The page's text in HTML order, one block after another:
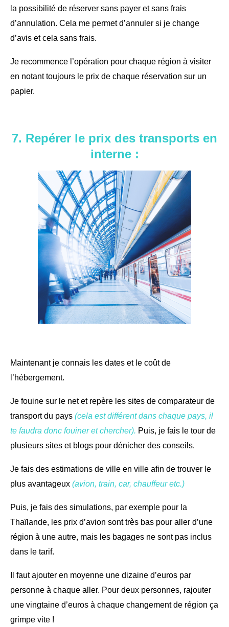
la possibilité de réserver sans payer et sans frais
d’annulation. Cela me permet d’annuler si je change
d’avis et cela sans frais.
Je recommence l’opération pour chaque région à visiter
en notant toujours le prix de chaque réservation sur un
papier.
7. Repérer le prix des transports en
interne :
Maintenant je connais les dates et le coût de
l’hébergement.
Je fouine sur le net et repère les sites de comparateur de
transport du pays (cela est différent dans chaque pays, il
te faudra donc fouiner et chercher). Puis, je fais le tour de
plusieurs sites et blogs pour dénicher des conseils.
Je fais des estimations de ville en ville afin de trouver le
plus avantageux (avion, train, car, chauffeur etc.)
Puis, je fais des simulations, par exemple pour la
Thaïlande, les prix d’avion sont très bas pour aller d’une
région à une autre, mais les bagages ne sont pas inclus
dans le tarif.
Il faut ajouter en moyenne une dizaine d’euros par
personne à chaque aller. Pour deux personnes, rajouter
une vingtaine d’euros à chaque changement de région ça
grimpe vite !